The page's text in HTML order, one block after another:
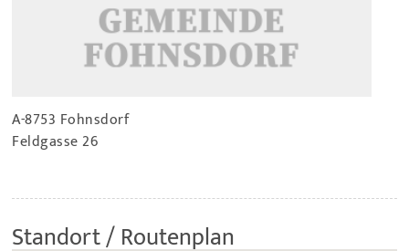
A-8753 Fohnsdorf
Feldgasse 26
Standort / Routenplan